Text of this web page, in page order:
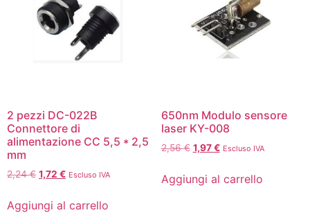
2 pezzi DC-022B
Connettore di
alimentazione CC 5,5 * 2,5
mm
2,24€ 1,72 € Escluso IVA
Aggiungi al carrello
650nm Modulo sensore
laser KY-008
2,56€ 1,97€ Escluso IVA
Aggiungi al carrello